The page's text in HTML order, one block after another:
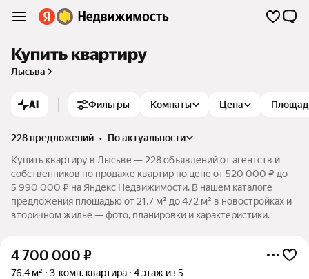
Купить квартиру
Лысьва
AI Фильтры Комнаты Цена
228 предложений •
по актуальности
Купить квартиру в Лысьве — 228 объявлений от агентств и
собственников по продаже квартир по цене от 520 000 ₽ до
5 990 000 ₽ на Яндекс Недвижимости. В нашем каталоге
предложения площадью от 21,7 м² до 472 м² в новостройках и
вторичном жилье — фото, планировки и характеристики.
4 700 000 ₽
76,4 м² 3-комн. квартира 4 этаж из 5